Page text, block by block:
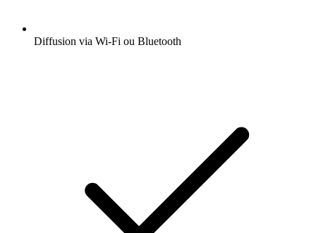
Diffusion via Wi-Fi ou Bluetooth